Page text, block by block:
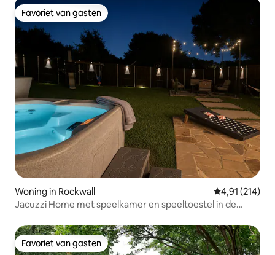
Favoriet van gasten
Favoriet van gasten
Woning in Rockwall Gemiddelde
4,91 (214)
Jacuzzi Home met speelkamer en speeltoestel in de
Favoriet van gasten
Favoriet van gasten